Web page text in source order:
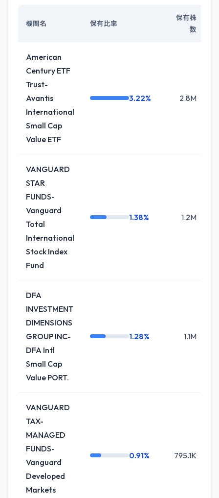
機関名 保有比率
保有株
数
American
Century ETF
Trust-
Avantis
International
Small Cap
Value ETF
3.22% 2.8M
VANGUARD
STAR
FUNDS-
Vanguard
Total
International
Stock Index
Fund
1.38% 1.2M
DFA
INVESTMENT
DIMENSIONS
GROUP INC-
DFA Intl
Small Cap
Value PORT.
1.28% 1.1M
VANGUARD
TAX-
MANAGED
FUNDS-
Vanguard
Developed
Markets
0.91% 795.1K